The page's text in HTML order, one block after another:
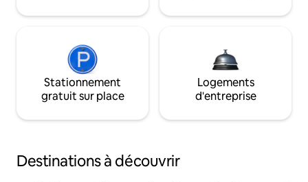
Stationnement
gratuit sur place
Logements
d'entreprise
Destinations à découvrir